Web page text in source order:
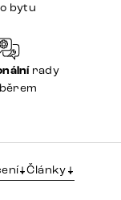
bytu
rady
Články